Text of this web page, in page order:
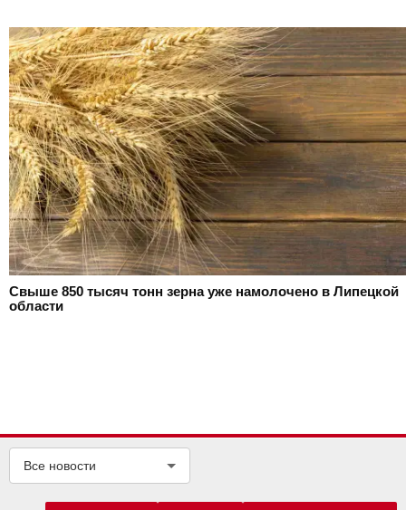
Свыше 850 тысяч тонн зерна уже намолочено в Липецкой
области
Все новости